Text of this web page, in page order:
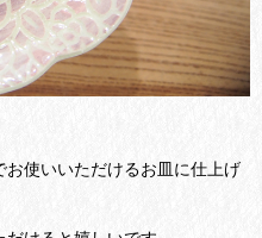
使いいただけるお皿に仕上げ